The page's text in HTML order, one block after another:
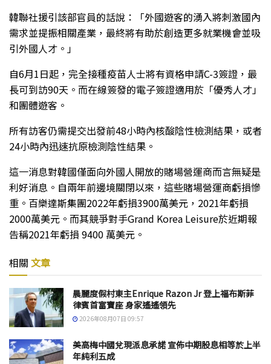
韓聯社援引該部官員的話說：「外國遊客的湧入將刺激國內
需求並提振相關產業，最終將有助於創造更多就業機會並吸
引外國人才。」
自6月1日起，完全接種疫苗人士將有資格申請C-3簽證，最
長可到訪90天。而在線簽發的電子簽證適用於「優秀人才」
和團體遊客。
所有訪客仍需提交出發前48小時內核酸陰性檢測結果，或者
24小時內迅速抗原檢測陰性結果。
這一消息對韓國僅面向外國人開放的賭場營運商而言無疑是
利好消息。自兩年前邊境關閉以來，這些賭場營運商虧損慘
重。百樂達斯集團2022年虧損3900萬美元，2021年虧損
2000萬美元。而其競爭對手Grand Korea Leisure於近期報
告稱2021年虧損 9400 萬美元。
相關 文章
晨麗度假村東主Enrique Razon Jr 登上福布斯菲
律賓首富寶座 身家遙遙領先
2026年08月07日 09:57
美高梅中國兌現派息承諾 宣佈中期股息相等於上半
年純利五成